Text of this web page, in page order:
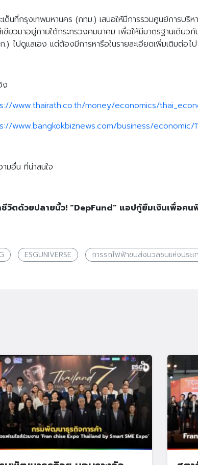
เด็นที่กรุงเทพมหานคร (กทม.) เสนอให้มีการรวมศูนย์การบ
ขียวมาอยู่ภายใต้กระทรวงคมนาคม เพื่อให้มีมาตรฐานเดี
.) ไปดูแลเอง แต่ต้องมีการหารือในรายละเอียดเพิ่มเติมต่อไป
ง
www.thairath.co.th/money/economics/
www.bangkokbiznews.com/business/economic/
มอื่น ที่น่าสนใจ
วิตด้วยปลายนิ้ว! “DepFund” แอปกู้ยืมเงินเพื่อคน
ESGUNIVERSE การรถไฟฟ้าขนส่งมวลชนแห่งประเ